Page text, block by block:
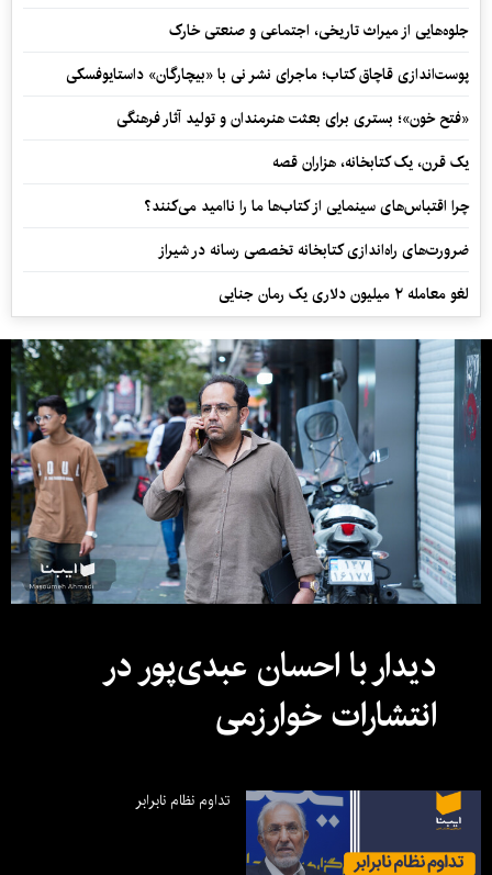
جلوه‌هایی از میراث تاریخی، اجتماعی و صنعتی خارک
پوست‌اندازی قاچاق کتاب؛ ماجرای نشر نی با «بیچارگان» داستایوفسکی
«فتح خون»؛ بستری برای بعثت هنرمندان و تولید آثار فرهنگی
یک قرن، یک کتابخانه، هزاران قصه
چرا اقتباس‌های سینمایی از کتاب‌ها ما را ناامید می‌کنند؟
ضرورت‌های راه‌اندازی کتابخانه تخصصی رسانه در شیراز
لغو معامله ۲ میلیون دلاری یک رمان جنایی
دیدار با احسان عبدی‌پور در
انتشارات خوارزمی
تداوم نظام نابرابر